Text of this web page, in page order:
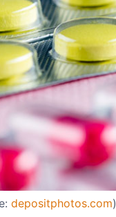
depositphotos.com)